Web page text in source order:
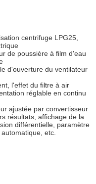
centrifuge LPG25,
de poussière à film d'eau
d'ouverture du ventilateur
l'effet du filtre à air
réglable en continu
ajustée par convertisseur
résultats, affichage de la
différentielle, paramètre
etc.